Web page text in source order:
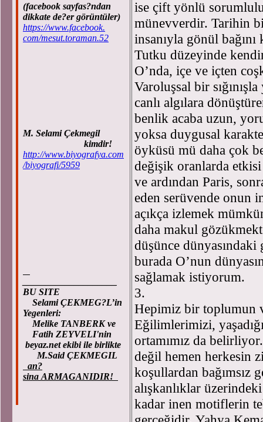
(facebook sayfas?ndan
dikkate de?er görüntüler)
https://www.facebook.
com/mesut.toraman.52
M. Selami Çekmegil
kimdir!
http://www.biyografya.com
/biyografi/5959
BU SITE
Selami ÇEKMEG?L’in
Yegenleri:
Melike TANBERK ve
Fatih ZEYVELI'nin
beyaz.net ekibi ile birlikte
M.Said ÇEKMEGIL
an?
sina ARMAGANIDIR!
ise çift yönlü
münevverdir. Tarihin
insanıyla gönül
Tutku düzeyinde
O’nda, içe ve içten
Varoluşsal bir
canlı algılara
benlik acaba uzun,
yoksa duygusal
öyküsü mü daha çok
değişik oranlarda
ve ardından Paris,
eden serüvende onun
açıkça izlemek
daha makul
düşünce
burada O’nun
sağlamak istiyorum.
3.
Hepimiz bir toplumun
Eğilimlerimizi,
ortamımız da
değil hemen herkesin
koşullardan bağımsız
alışkanlıklar
kadar inen motiflerin